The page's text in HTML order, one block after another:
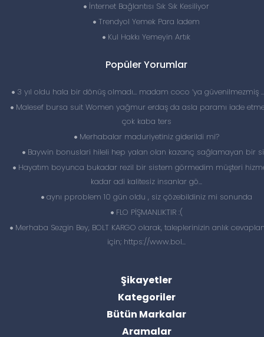
İnternet Bağlantısı Sık Sık Kesiliyor
Trendyol Yemek Para Iadem
Kul Hakkı Yemeyin Artık
Popüler Yorumlar
3 yıl oldu hala bir dönüş olmadı… madam coco ‘ya güvenilmezmiş
Malesef bursa suit Women yağmur erdaş da asla paramı iade
çok kaba ters
Merhabalar maduriyetiniz giderildi mi?
Baywin bonuslari hileli hep yalan olan kazanç sağlamayan bir
Hayatım boyunca bukadar rezil bir sistem görmedim müşteri
kadar adi kalitesiz insanlar gö...
aynı pproblem 10 gün oldu , siz çözebildiniz mi sonunda
FLO PİŞMANLIKTIR :(
Merhaba Sezgin Bey, BOLT KARGO olarak, taleplerinizin anlık
için; https://www.bol...
Şikayetler
Kategoriler
Bütün Markalar
Aramalar